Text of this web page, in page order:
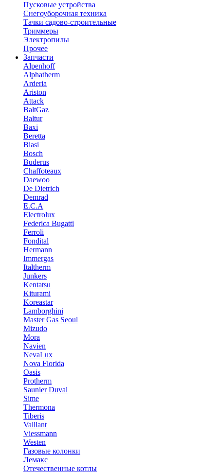
Пусковые устройства
Снегоуборочная техника
Тачки садово-строительные
Триммеры
Электропилы
Прочее
Запчасти
Alpenhoff
Alphatherm
Arderia
Ariston
Attack
BaltGaz
Baltur
Baxi
Beretta
Biasi
Bosch
Buderus
Chaffoteaux
Daewoo
De Dietrich
Demrad
E.C.A
Electrolux
Federica Bugatti
Ferroli
Fondital
Hermann
Immergas
Italtherm
Junkers
Kentatsu
Kiturami
Koreastar
Lamborghini
Master Gas Seoul
Mizudo
Mora
Navien
NevaLux
Nova Florida
Oasis
Protherm
Saunier Duval
Sime
Thermona
Tiberis
Vaillant
Viessmann
Westen
Газовые колонки
Лемакс
Отечественные котлы